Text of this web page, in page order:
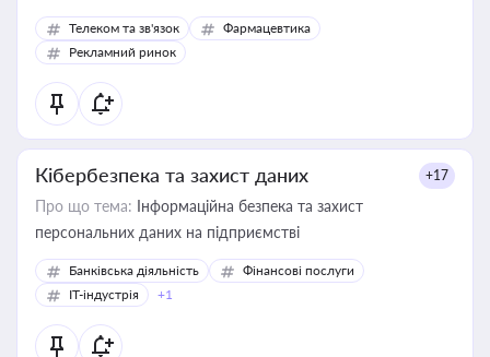
Телеком та зв'язок
Фармацевтика
Рекламний ринок
Кібербезпека та захист даних +17
Про що тема: Інформаційна безпека та захист
персональних даних на підприємстві
Банківська діяльність
Фінансові послуги
IT-індустрія
+1